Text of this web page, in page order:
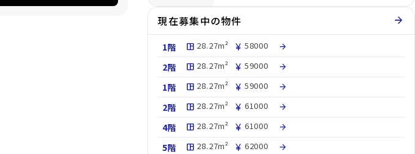
現在募集中の物件 arrow_forward
1階 space_dashboard 28.27m² currency_yen 58000
arrow_forward
2階
space_dashboard 28.27m² currency_yen 59000
arrow_forward
1階
space_dashboard 28.27m² currency_yen 59000
arrow_forward
2階
space_dashboard 28.27m² currency_yen 61000
arrow_forward
4階
space_dashboard 28.27m² currency_yen 61000
arrow_forward
5階
space_dashboard 28.27m² currency_yen 62000
arrow_forward